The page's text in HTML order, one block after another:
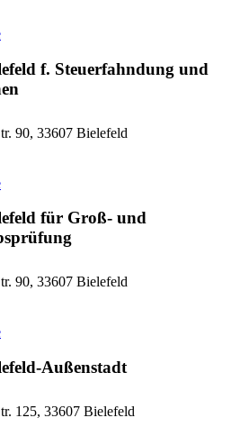
f. Steuerfahndung und
90, 33607 Bielefeld
für Groß- und
90, 33607 Bielefeld
Außenstadt
125, 33607 Bielefeld